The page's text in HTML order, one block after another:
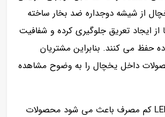
از شیشه دوجداره ضد بخار ساخته
ایجاد تعریق جلوگیری کرده و شفافیت
حفظ می‌ کنند. بنابراین مشتریان
داخل یخچال را به‌ وضوح مشاهده
استفاده از نورپردازی LED کم‌ مصرف باعث می‌ شود محصولات